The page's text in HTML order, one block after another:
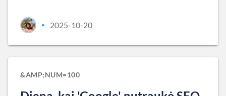
• 2025-10-20
&AMP;NUM=100